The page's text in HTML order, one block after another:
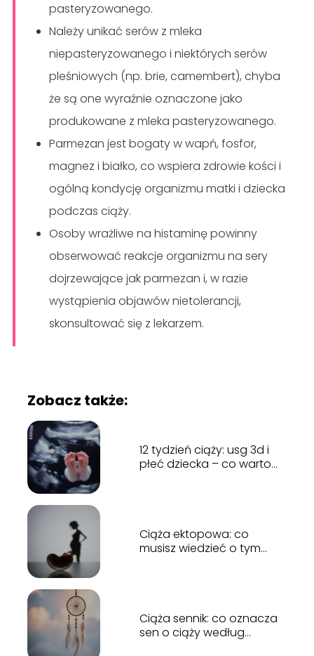
pasteryzowanego.
Należy unikać serów z mleka
niepasteryzowanego i niektórych serów
pleśniowych (np. brie, camembert), chyba
że są one wyraźnie oznaczone jako
produkowane z mleka pasteryzowanego.
Parmezan jest bogaty w wapń, fosfor,
magnez i białko, co wspiera zdrowie kości i
ogólną kondycję organizmu matki i dziecka
podczas ciąży.
Osoby wrażliwe na histaminę powinny
obserwować reakcje organizmu na sery
dojrzewające jak parmezan i, w razie
wystąpienia objawów nietolerancji,
skonsultować się z lekarzem.
Zobacz także:
12 tydzień ciąży: usg 3d i
płeć dziecka – co warto
Ciąża ektopowa: co
musisz wiedzieć o tym
Ciąża sennik: co oznacza
sen o ciąży według